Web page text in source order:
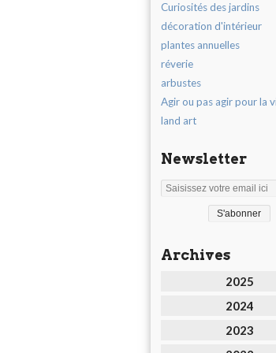
Curiosités des jardins
décoration d'intérieur
plantes annuelles
réverie
arbustes
Agir ou pas agir pour la
land art
Newsletter
Archives
2025
2024
2023